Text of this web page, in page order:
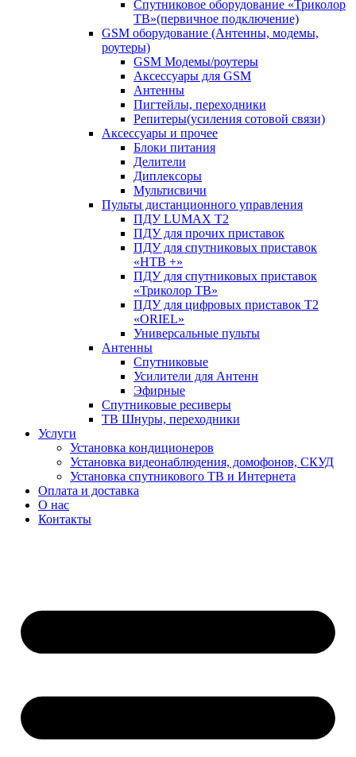
Спутниковое оборудование «Триколор
ТВ»(первичное подключение)
GSM оборудование (Антенны, модемы,
роутеры)
GSM Модемы/роутеры
Аксессуары для GSM
Антенны
Пигтейлы, переходники
Репитеры(усиления сотовой связи)
Аксессуары и прочее
Блоки питания
Делители
Диплексоры
Мультисвичи
Пульты дистанционного управления
ПДУ LUMAX Т2
ПДУ для прочих приставок
ПДУ для спутниковых приставок
«НТВ +»
ПДУ для спутниковых приставок
«Триколор ТВ»
ПДУ для цифровых приставок Т2
«ORIEL»
Универсальные пульты
Антенны
Спутниковые
Усилители для Антенн
Эфирные
Спутниковые ресиверы
ТВ Шнуры, переходники
Услуги
Установка кондиционеров
Установка видеонаблюдения, домофонов, СКУД
Установка спутникового ТВ и Интернета
Оплата и доставка
О нас
Контакты